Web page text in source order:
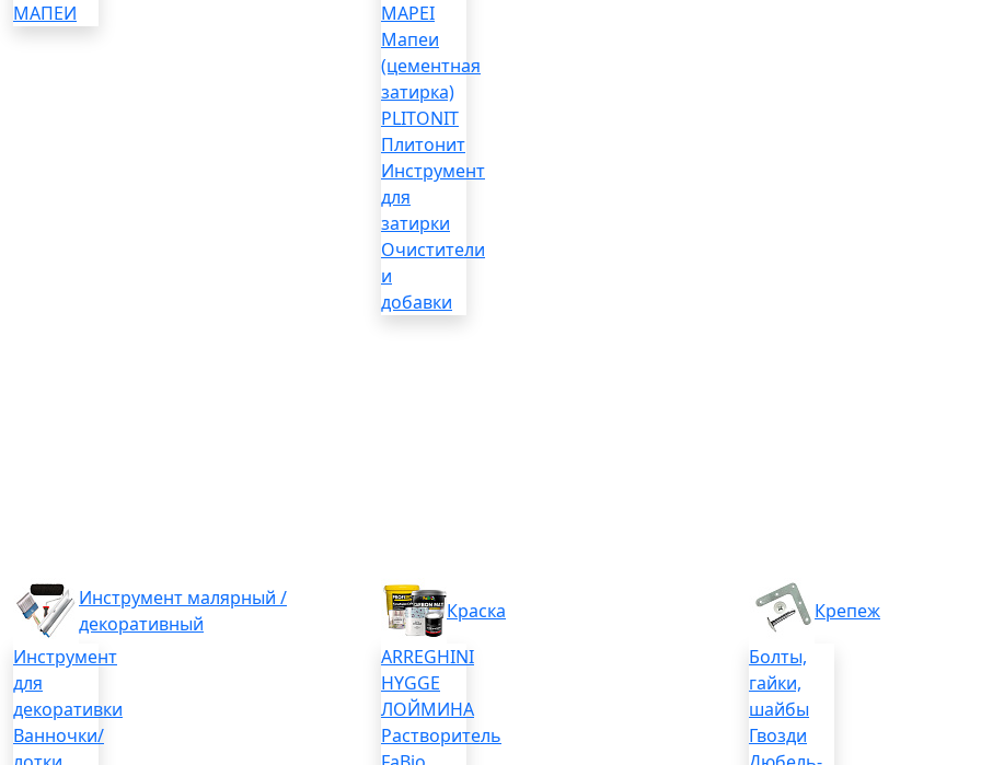
МАПЕИ
MAPEI
Мапеи
(цементная
затирка)
PLITONIT
Плитонит
Инструмент
для
затирки
Очистители
и
добавки
Инструмент малярный /
декоративный
Инструмент
для
декоративки
Ванночки/
Краска
ARREGHINI
HYGGE
ЛОЙМИНА
Растворитель
Крепеж
Болты,
гайки,
шайбы
Гвозди